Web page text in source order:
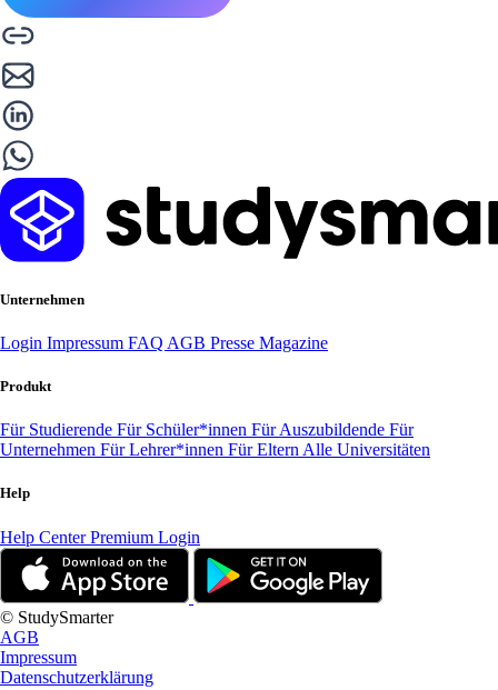
Unternehmen
Login Impressum FAQ AGB Presse Magazine
Produkt
Für Studierende Für Schüler*innen Für Auszubildende Für
Unternehmen Für Lehrer*innen Für Eltern Alle Universitäten
Help
Help CenterPremium Login
© StudySmarter
AGB
Impressum
Datenschutzerklärung